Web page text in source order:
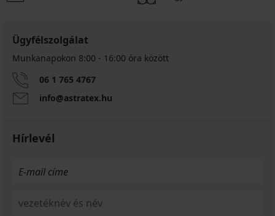
Ügyfélszolgálat
Munkanapokon 8:00 - 16:00 óra között
06 1 765 4767
info@astratex.hu
Hírlevél